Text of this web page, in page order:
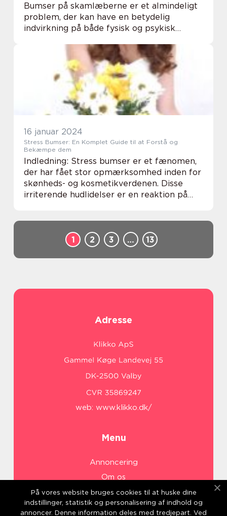
Bumser på skamlæberne er et almindeligt
problem, der kan have en betydelig
indvirkning på både fysisk og psykisk
artikel vil udforske de nøglefaktorer at v...
16 januar 2024
Stress Bumser: En Komplet Guide til at Forstå og
Bekæmpe dem
Indledning: Stress bumser er et fænomen,
der har fået stor opmærksomhed inden for
skønheds- og kosmetikverdenen. Disse
irriterende hudlidelser er en reaktion på
1
2 3 … 13
Adresse
web: www.klikko.dk/
Menu
Annoncering
Om os
Cookies
Kontakt os
På vores website bruges cookies til at huske dine
indstillinger, statistik og personalisering af indhold og
annoncer. Denne information deles med tredjepart. Ved